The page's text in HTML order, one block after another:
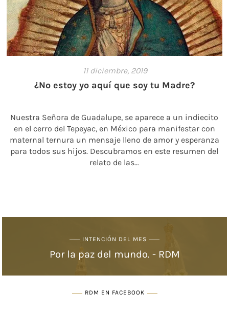
11 diciembre, 2019
¿No estoy yo aquí que soy tu Madre?
Nuestra Señora de Guadalupe, se aparece a un indiecito
en el cerro del Tepeyac, en México para manifestar con
maternal ternura un mensaje lleno de amor y esperanza
para todos sus hijos. Descubramos en este resumen del
relato de las…
INTENCIÓN DEL MES
Por la paz del mundo. - RDM
RDM EN FACEBOOK